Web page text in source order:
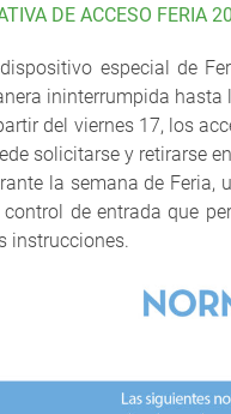
DE ACCESO FERIA
especial de
ininterrumpida hasta
del viernes 17, los
solicitarse y retirarse
la semana de Feria,
control de entrada que
instrucciones.